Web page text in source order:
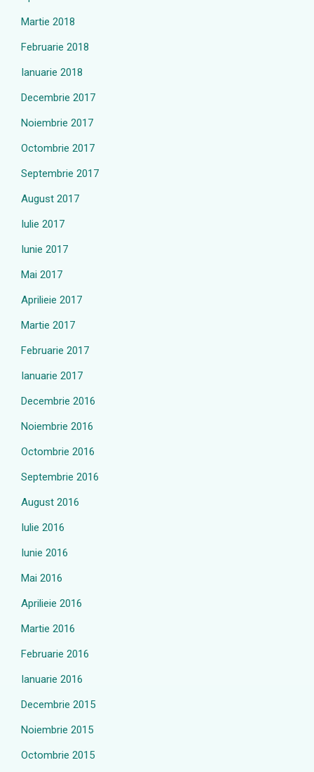
Martie 2018
Februarie 2018
Ianuarie 2018
Decembrie 2017
Noiembrie 2017
Octombrie 2017
Septembrie 2017
August 2017
Iulie 2017
Iunie 2017
Mai 2017
Aprilieie 2017
Martie 2017
Februarie 2017
Ianuarie 2017
Decembrie 2016
Noiembrie 2016
Octombrie 2016
Septembrie 2016
August 2016
Iulie 2016
Iunie 2016
Mai 2016
Aprilieie 2016
Martie 2016
Februarie 2016
Ianuarie 2016
Decembrie 2015
Noiembrie 2015
Octombrie 2015